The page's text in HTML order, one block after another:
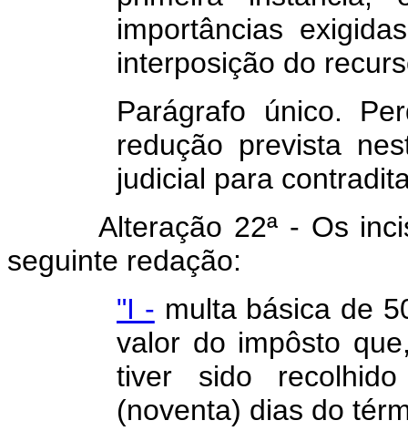
importâncias
interposição do
Parágrafo único.
redução prevista
judicial para
Alteração 22ª - Os
seguinte redação:
"I - multa básica de
valor do impôsto
tiver sido
(noventa) dias do